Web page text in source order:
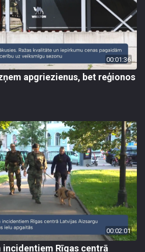
00:01:36
apgriezienus, bet reģionos
00:02:01
incidentiem Rīgas centrā